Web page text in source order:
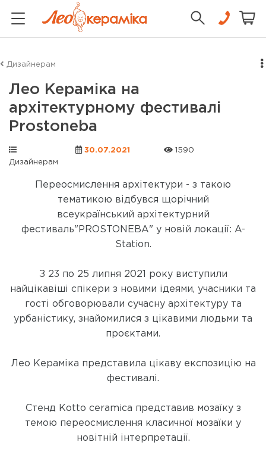
Дизайнерам
Лео Кераміка на
архітектурному фестивалі
Prostoneba
Дизайнерам
30.07.2021 1590
Переосмислення архітектури - з такою
тематикою відбувся щорічний
всеукраїнський архітектурний
фестиваль"PROSTONEBA" у новій локації: A-
Station.
З 23 по 25 липня 2021 року виступили
найцікавіші спікери з новими ідеями, учасники та
гості обговорювали сучасну архітектуру та
урбаністику, знайомилися з цікавими людьми та
проєктами.
Лео Кераміка представила цікаву експозицію на
фестивалі.
Стенд Kotto ceramica представив мозаїку з
темою переосмислення класичної мозаїки у
новітній інтерпретації.